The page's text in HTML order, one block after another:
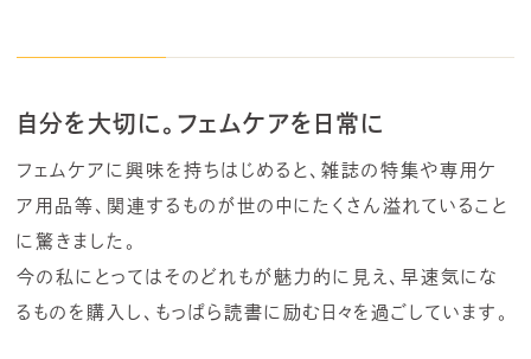
自分を大切に。フェムケアを日常に
フェムケアに興味を持ちはじめると、雑誌の特集や専用ケ
ア用品等、関連するものが世の中にたくさん溢れていること
に驚きました。
今の私にとってはそのどれもが魅力的に見え、早速気にな
るものを購入し、もっぱら読書に励む日々を過ごしています。